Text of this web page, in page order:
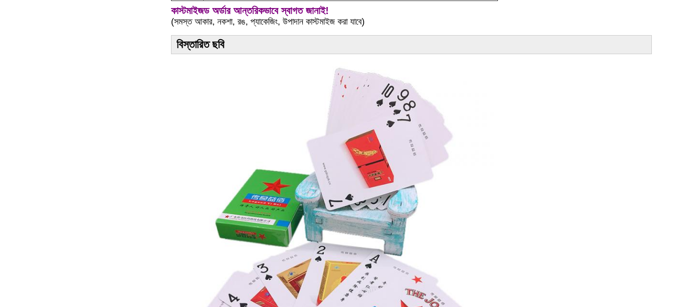
কাস্টমাইজড অর্ডার আন্তরিকভাবে স্বাগত জানাই!
(সমস্ত আকার, নকশা, রঙ, প্যাকেজিং, উপাদান কাস্টমাইজ করা যাবে)
বিস্তারিত ছবি